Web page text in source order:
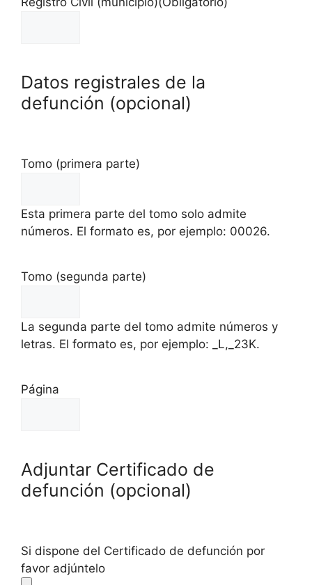
Datos registrales de la
defunción (opcional)
Tomo (primera parte)
Esta primera parte del tomo solo admite
números. El formato es, por ejemplo: 00026.
Tomo (segunda parte)
La segunda parte del tomo admite números y
letras. El formato es, por ejemplo: _L,_23K.
Página
Adjuntar Certificado de
defunción (opcional)
Si dispone del Certificado de defunción por
favor adjúntelo